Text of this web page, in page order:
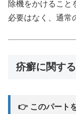
除機をかけること
必要はなく、通常
疥癬に関す
👉 このパート